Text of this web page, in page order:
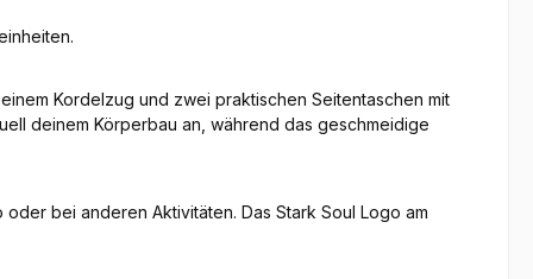
Kordelzug und zwei praktischen Seitentaschen mit
deinem Körperbau an, während das geschmeidige
bei anderen Aktivitäten. Das Stark Soul Logo am